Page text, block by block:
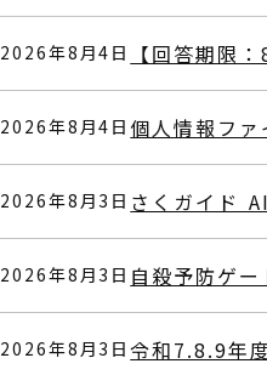
2026年8月4日 【回答期限
2026年8月4日 個人情報フ
2026年8月3日 さくガイド
2026年8月3日 自殺予防ゲ
2026年8月3日令和7.8.9年